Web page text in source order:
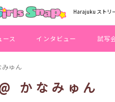
Harajuku ストリ
ース インタビュー 試写
みゅん
かなみゅん